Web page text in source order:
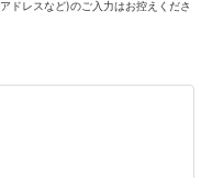
ドレスなど)のご入力はお控えくださ